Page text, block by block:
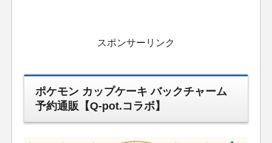
スポンサーリンク
ポケモン カップケーキ バックチャーム
予約通販【Q-pot.コラボ】